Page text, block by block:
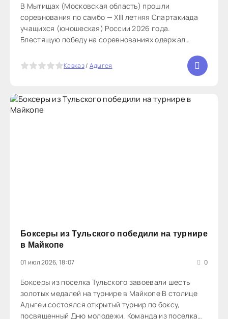
В Мытищах (Московская область) прошли
соревнования по самбо — XIII летняя Спартакиада
учащихся (юношеская) России 2026 года.
Блестящую победу на соревнованиях одержал
весовой категории до 79 кг он занял первое место
Кавказ/ Адыгея
Боксеры из Тульского победили на турнире
в Майкопе
01 июл 2026, 18:07
0
Боксеры из поселка Тульского завоевали шесть
золотых медалей на турнире в Майкопе В столице
Адыгеи состоялся открытый турнир по боксу,
посвященный Дню молодежи. Команда из поселка